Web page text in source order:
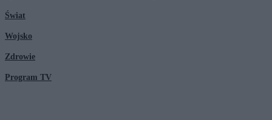
Świat
Wojsko
Zdrowie
Program TV